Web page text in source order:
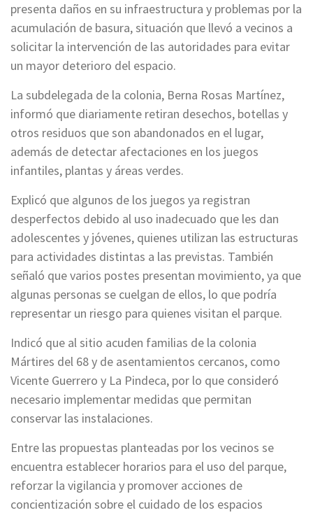
presenta daños en su infraestructura y problemas por la
acumulación de basura, situación que llevó a vecinos a
solicitar la intervención de las autoridades para evitar
un mayor deterioro del espacio.
La subdelegada de la colonia, Berna Rosas Martínez,
informó que diariamente retiran desechos, botellas y
otros residuos que son abandonados en el lugar,
además de detectar afectaciones en los juegos
infantiles, plantas y áreas verdes.
Explicó que algunos de los juegos ya registran
desperfectos debido al uso inadecuado que les dan
adolescentes y jóvenes, quienes utilizan las estructuras
para actividades distintas a las previstas. También
señaló que varios postes presentan movimiento, ya que
algunas personas se cuelgan de ellos, lo que podría
representar un riesgo para quienes visitan el parque.
Indicó que al sitio acuden familias de la colonia
Mártires del 68 y de asentamientos cercanos, como
Vicente Guerrero y La Pindeca, por lo que consideró
necesario implementar medidas que permitan
conservar las instalaciones.
Entre las propuestas planteadas por los vecinos se
encuentra establecer horarios para el uso del parque,
reforzar la vigilancia y promover acciones de
concientización sobre el cuidado de los espacios